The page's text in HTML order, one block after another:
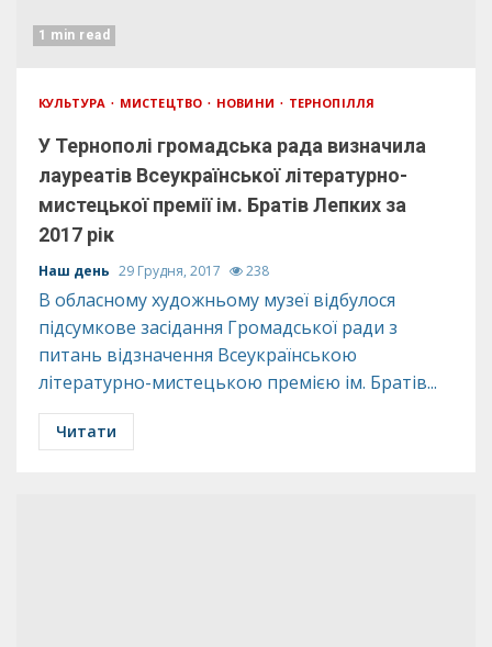
1 min read
КУЛЬТУРА МИСТЕЦТВО НОВИНИ ТЕРНОПІЛЛЯ
У Тернополі громадська рада визначила
лауреатів Всеукраїнської літературно-
мистецької премії ім. Братів Лепких за
2017 рік
Наш день 29 Грудня, 2017 238
В обласному художньому музеї відбулося
підсумкове засідання Громадської ради з
питань відзначення Всеукраїнською
літературно-мистецькою премією ім. Братів...
Читати